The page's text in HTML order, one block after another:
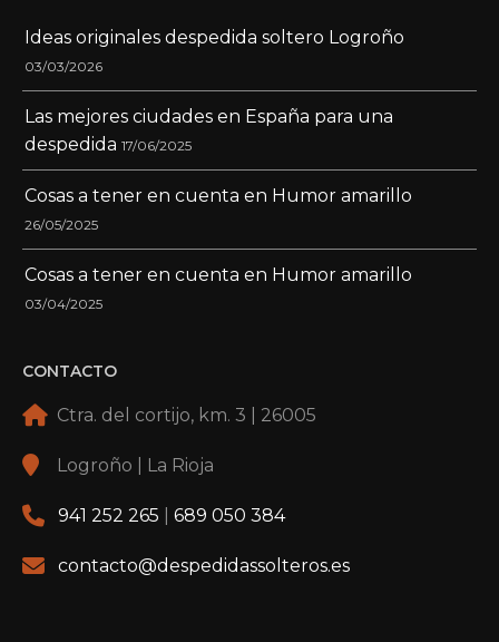
Ideas originales despedida soltero Logroño
03/03/2026
Las mejores ciudades en España para una
despedida 17/06/2025
Cosas a tener en cuenta en Humor amarillo
26/05/2025
Cosas a tener en cuenta en Humor amarillo
03/04/2025
CONTACTO
Ctra. del cortijo, km. 3 | 26005
Logroño | La Rioja
941 252 265 689 050 384
contacto@despedidassolteros.es